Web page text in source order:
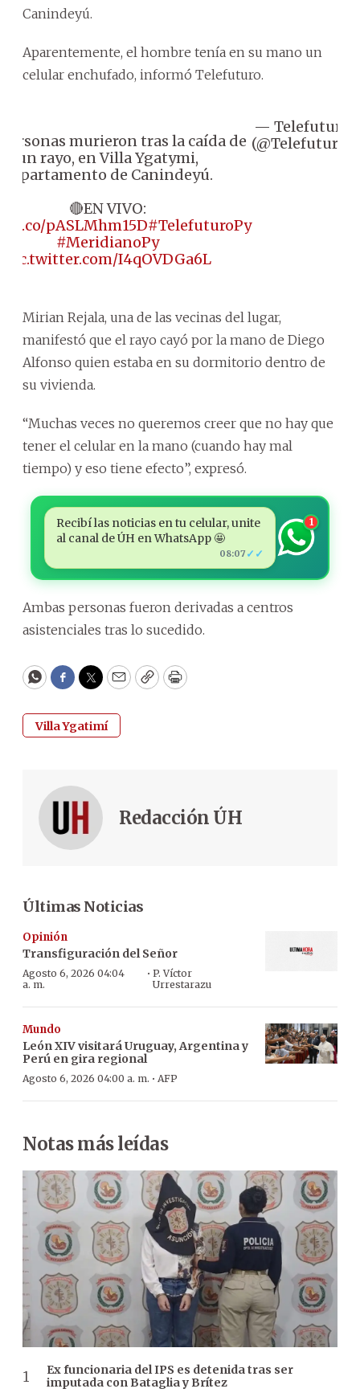
Canindeyú.
Aparentemente, el hombre tenía en su mano un
celular enchufado, informó Telefuturo.
murieron tras la caída de
un rayo, en Villa Ygatymi,
departamento de Canindeyú.
🔴EN VIVO:
t.co/pASLMhm15D#TelefuturoPy
#MeridianoPy
pic.twitter.com/I4qOVDGa6L
— Telefuturo
(@Telefuturo)
Mirian Rejala, una de las vecinas del lugar,
manifestó que el rayo cayó por la mano de Diego
Alfonso quien estaba en su dormitorio dentro de
su vivienda.
“Muchas veces no queremos creer que no hay que
tener el celular en la mano (cuando hay mal
tiempo) y eso tiene efecto”, expresó.
Recibí las noticias en tu celular, unite
al canal de ÚH en WhatsApp 🤩
08:07 ✓✓
1
Ambas personas fueron derivadas a centros
asistenciales tras lo sucedido.
WhatsApp
Facebook
Twitter
EmailCopyPrint
Villa Ygatimí
Redacción ÚH
Últimas Noticias
Opinión
Transfiguración del Señor
Agosto 6, 2026 04:04
a. m.
· P. Víctor
Urrestarazu
Mundo
León XIV visitará Uruguay, Argentina y
Perú en gira regional
Agosto 6, 2026 04:00 a. m. · AFP
Notas más leídas
Ex funcionaria del IPS es detenida tras ser
imputada con Bataglia y Brítez